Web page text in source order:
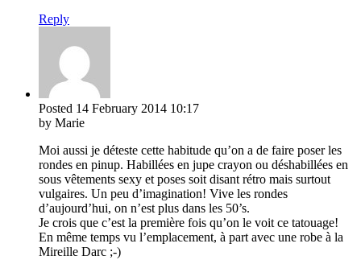
Reply
Posted 14 February 2014 10:17
by Marie
Moi aussi je déteste cette habitude qu’on a de faire poser les
rondes en pinup. Habillées en jupe crayon ou déshabillées en
sous vêtements sexy et poses soit disant rétro mais surtout
vulgaires. Un peu d’imagination! Vive les rondes
d’aujourd’hui, on n’est plus dans les 50’s.
Je crois que c’est la première fois qu’on le voit ce tatouage!
En même temps vu l’emplacement, à part avec une robe à la
Mireille Darc ;-)